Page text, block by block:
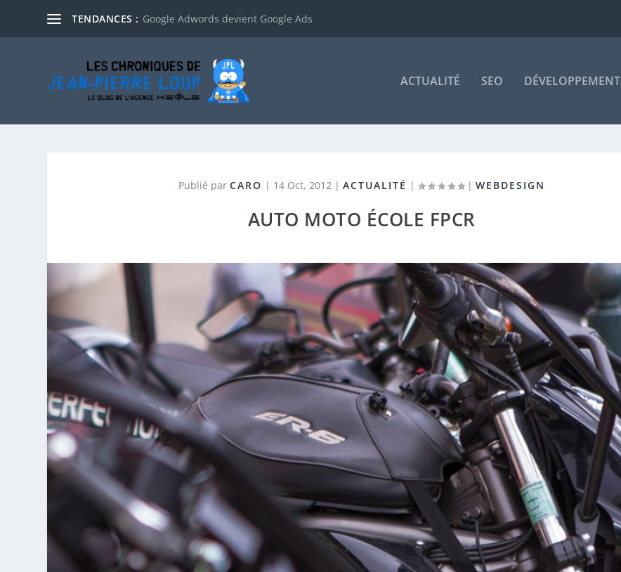
TENDANCES : Google Adwords devient Google Ads
ACTUALITÉ SEO DÉVELOPPEMENT
Publié par CARO | 14 Oct, 2012| ACTUALITÉ | | WEBDESIGN
AUTO MOTO ÉCOLE FPCR